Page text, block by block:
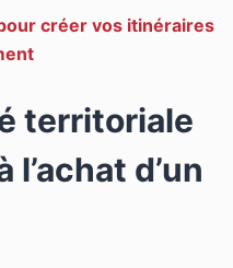
créer vos itinéraires
territoriale
d’un